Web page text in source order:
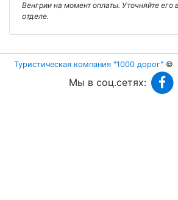
Венгрии на момент оплаты. Уточняйте его
отделе.
Туристическая компания "1000 дорог" ©
Мы в соц.сетях: